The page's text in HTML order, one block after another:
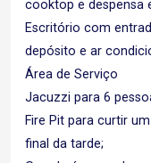
cooktop e despensa
Escritório com
depósito e ar
Área de Serviço
Jacuzzi para 6
Fire Pit para curtir
final da tarde;